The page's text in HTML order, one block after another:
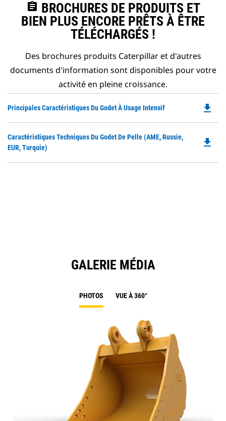
assignment BROCHURES DE PRODUITS ET
BIEN PLUS ENCORE PRÊTS À ÊTRE
TÉLÉCHARGÉS !
Des brochures produits Caterpillar et d'autres
documents d'information sont disponibles pour votre
activité en pleine croissance.
Principales Caractéristiques Du Godet À Usage Intensif file_download
Caractéristiques Techniques Du Godet De Pelle (AME, Russie,
EUR, Turquie)
file_download
GALERIE MÉDIA
PHOTOS VUE À 360°